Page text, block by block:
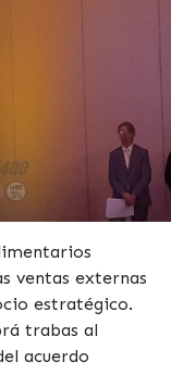
ventas externas
estratégico.
trabas al
acuerdo